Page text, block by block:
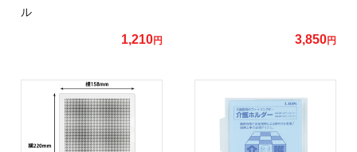
ル
1,210円 3,850円